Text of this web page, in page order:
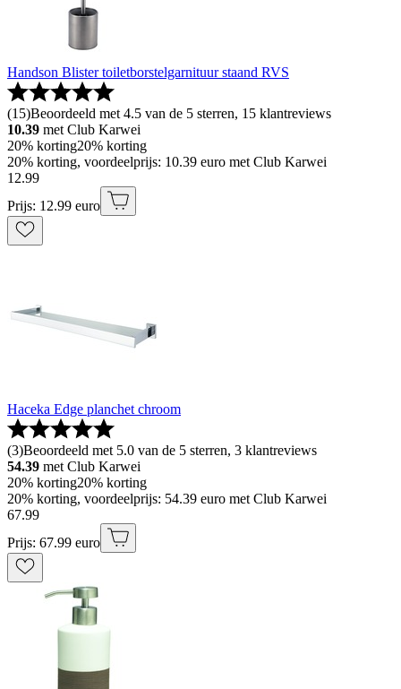
Handson Blister toiletborstelgarnituur staand RVS
(15)Beoordeeld met 4.5 van de 5 sterren, 15 klantreviews
10.39 met Club Karwei
20% korting20% korting
20% korting, voordeelprijs: 10.39 euro met Club Karwei
12.99
Prijs: 12.99 euro
Haceka Edge planchet chroom
(3)Beoordeeld met 5.0 van de 5 sterren, 3 klantreviews
54.39 met Club Karwei
20% korting20% korting
20% korting, voordeelprijs: 54.39 euro met Club Karwei
67.99
Prijs: 67.99 euro